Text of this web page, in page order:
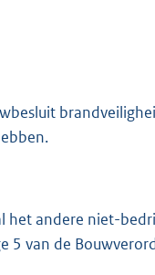
het andere niet-
van de